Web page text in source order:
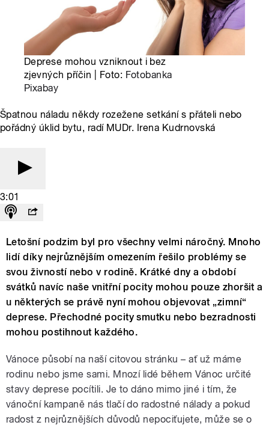
Deprese mohou vzniknout i bez
zjevných příčin | Foto: Fotobanka
Pixabay
Špatnou náladu někdy rozežene setkání s přáteli nebo
pořádný úklid bytu, radí MUDr. Irena Kudrnovská
3:01
Letošní podzim byl pro všechny velmi náročný. Mnoho
lidí díky nejrůznějším omezením řešilo problémy se
svou živností nebo v rodině. Krátké dny a období
svátků navíc naše vnitřní pocity mohou pouze zhoršit a
u některých se právě nyní mohou objevovat „zimní“
deprese. Přechodné pocity smutku nebo bezradnosti
mohou postihnout každého.
Vánoce působí na naší citovou stránku – ať už máme
rodinu nebo jsme sami. Mnozí lidé během Vánoc určité
stavy deprese pocítili. Je to dáno mimo jiné i tím, že
vánoční kampaně nás tlačí do radostné nálady a pokud
radost z nejrůznějších důvodů nepociťujete, může se o